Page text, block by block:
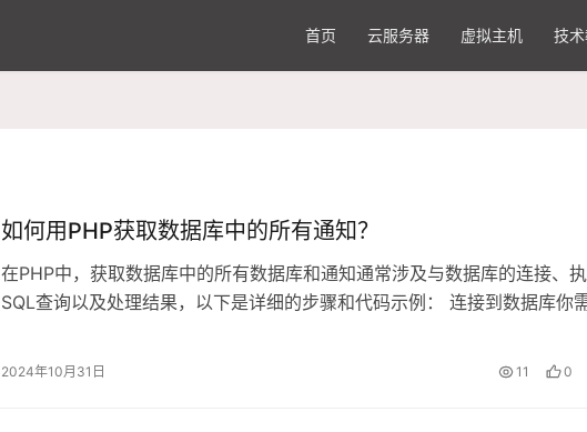
首页 云服务器 虚拟主机 技
如何用PHP获取数据库中的所有通知？
在PHP中，获取数据库中的所有数据库和通知通常涉及与数据库的连接、
SQL查询以及处理结果，以下是详细的步骤和代码示例： 连接到数据库你
们使用mysqli作为示例，<?php$servername = "loc……
2024年10月31日 11 0